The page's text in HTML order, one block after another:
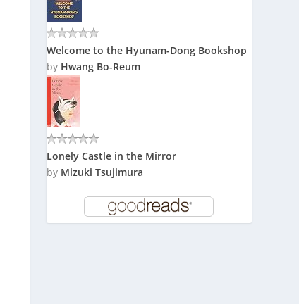
Welcome to the Hyunam-Dong Bookshop
by Hwang Bo-Reum
Lonely Castle in the Mirror
by Mizuki Tsujimura